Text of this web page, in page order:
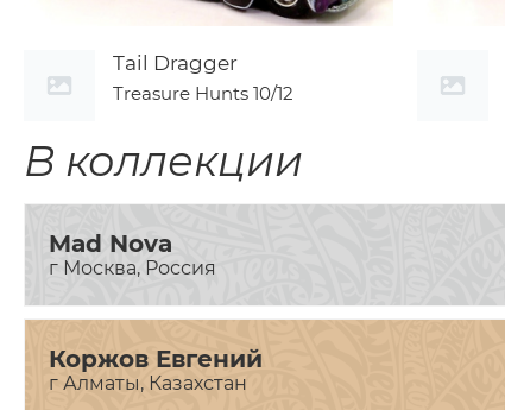
Tail Dragger
Treasure Hunts 10/12
В коллекции
Mad Nova
г Москва, Россия
Коржов Евгений
г Алматы, Казахстан